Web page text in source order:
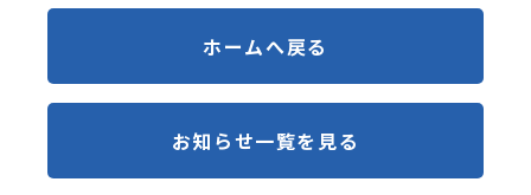
ホームへ戻る
お知らせ一覧を見る